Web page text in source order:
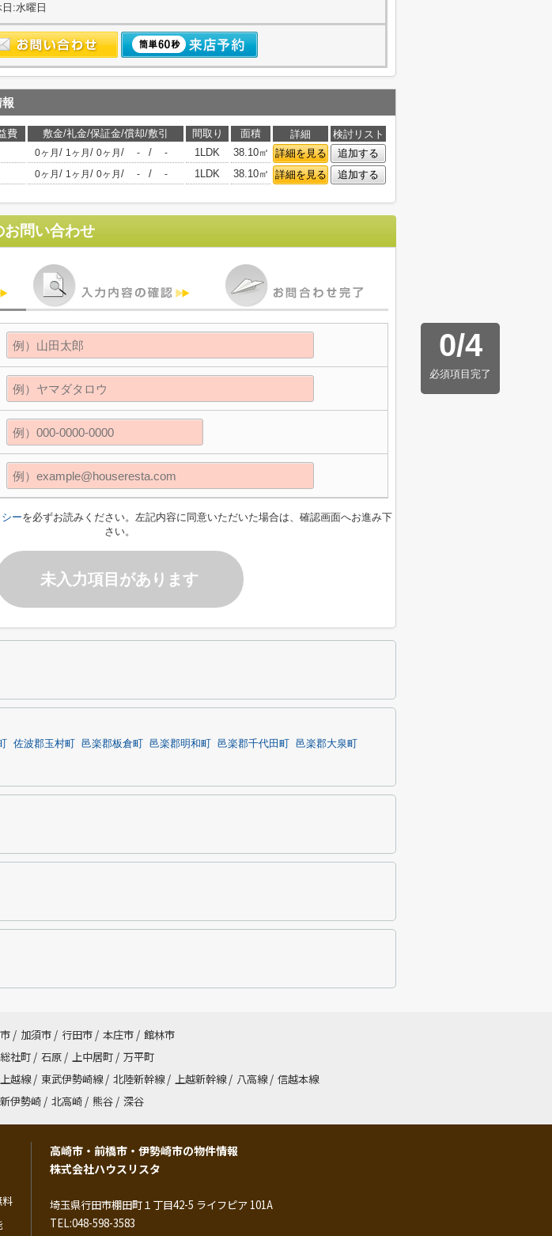
:水曜日
費 敷金/礼金/保証金/償却/敷引 間取り 面積 詳細
検討リスト
0ヶ月 / 1ヶ月 / 0ヶ月 / - / - 1LDK 38.10㎡ 詳細を見る
追加する
0ヶ月 / 1ヶ月 / 0ヶ月 / - / - 1LDK 38.10㎡ 詳細を見る 追加する
お問い合わせ
0/4
必須項目完了
ーを必ずお読みください。左記内容に同意いただいた場合は、確認画面へお進み下
さい。
未入力項目があります
佐波郡玉村町 邑楽郡板倉町 邑楽郡明和町 邑楽郡千代田町
邑楽郡大泉町
/ 加須市 / 行田市 / 本庄市 / 館林市
社町 / 石原 / 上中居町 / 万平町
上越線 / 東武伊勢崎線 / 北陸新幹線 / 上越新幹線 / 八高線 / 信越本線
新伊勢崎 / 北高崎 / 熊谷 / 深谷
高崎市・前橋市・伊勢崎市の物件情報
株式会社ハウスリスタ
埼玉県行田市棚田町１丁目42-5 ライフピア 101A
TEL:048-598-3583